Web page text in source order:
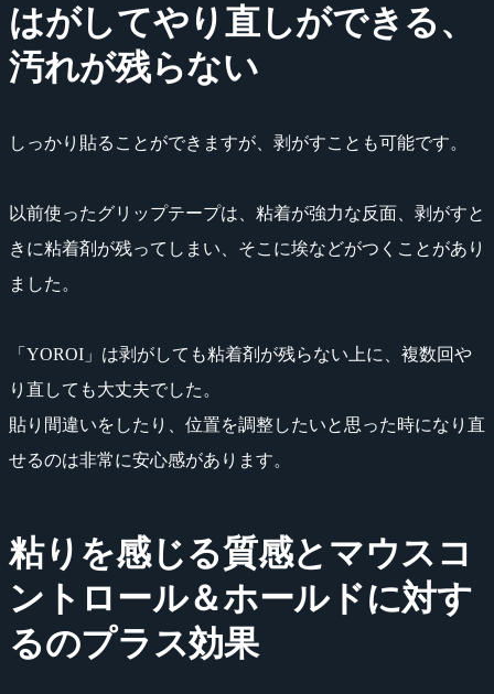
はがしてやり直しができる、
汚れが残らない
しっかり貼ることができますが、剥がすことも可能です。
以前使ったグリップテープは、粘着が強力な反面、剥がすと
きに粘着剤が残ってしまい、そこに埃などがつくことがあり
ました。
「YOROI」は剥がしても粘着剤が残らない上に、複数回や
り直しても大丈夫でした。
貼り間違いをしたり、位置を調整したいと思った時になり直
せるのは非常に安心感があります。
粘りを感じる質感とマウスコ
ントロール＆ホールドに対す
るのプラス効果